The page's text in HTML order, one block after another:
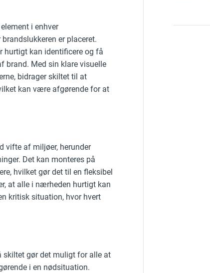
i enhver
er placeret.
hurtigt kan identificere og få
Med sin klare visuelle
bidrager skiltet til at
kan være afgørende for at
vifte af miljøer, herunder
Det kan monteres på
hvilket gør det til en fleksibel
at alle i nærheden hurtigt kan
kritisk situation, hvor hvert
skiltet gør det muligt for alle at
i en nødsituation.